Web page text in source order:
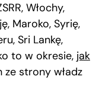
Włochy,
Maroko, Syrię,
Sri Lankę,
to w okresie, jak
ze strony władz